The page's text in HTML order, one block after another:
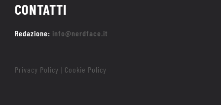
CONTATTI
Redazione: info@nerdface.it
Privacy Policy Cookie Policy